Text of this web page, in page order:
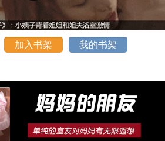
加入书架 我的书架